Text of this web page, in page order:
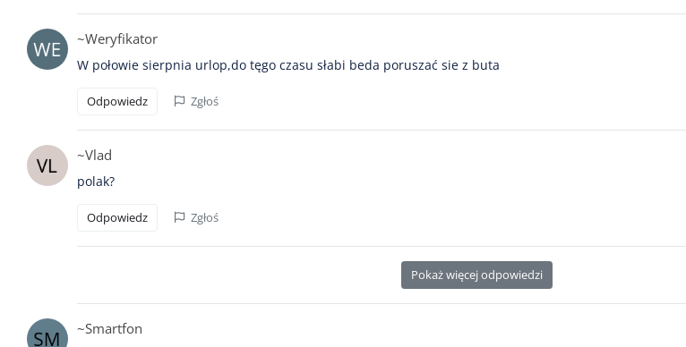
~Weryfikator
W połowie sierpnia urlop,do tęgo czasu słabi beda poruszać sie z buta
Odpowiedz Zgłoś
~Vlad
polak?
Odpowiedz Zgłoś
Pokaż więcej odpowiedzi
~Smartfon